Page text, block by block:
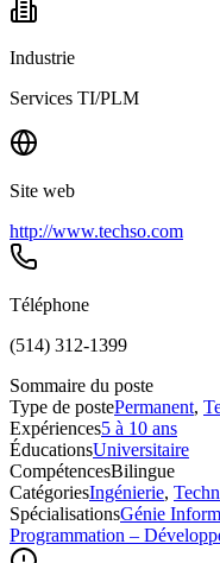
Industrie
Services TI/PLM
Site web
http://www.techso.com
Téléphone
(514) 312-1399
Sommaire du poste
Type de postePermanent,
Expériences5 à 10 ans
ÉducationsUniversitaire
CompétencesBilingue
CatégoriesIngénierie,
SpécialisationsGénie
Programmation –